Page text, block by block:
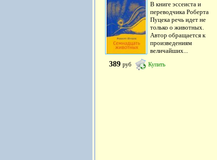
В книге эссеиста и
переводчика Роберта
Пуцека речь идет не
только о животных.
Автор обращается к
произведениям
величайших...
389 руб Купить